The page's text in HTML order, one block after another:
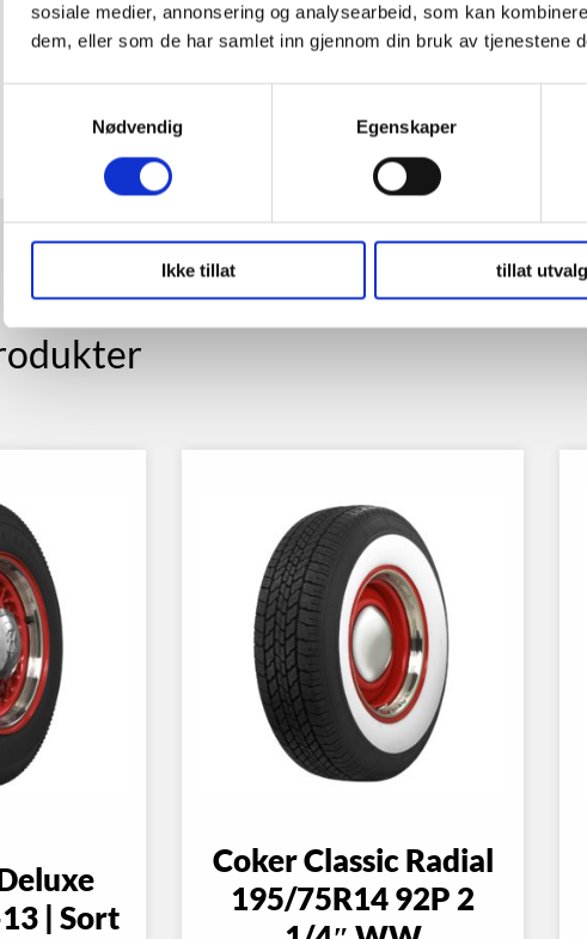
sosiale medier, annonsering og analysearbeid, som kan
dem, eller som de har samlet inn gjennom din bruk av tjenestene
Nødvendig
Egenskaper
Ikke tillat tillat utvalg
| Sort
Coker Classic Radial
195/75R14 92P 2